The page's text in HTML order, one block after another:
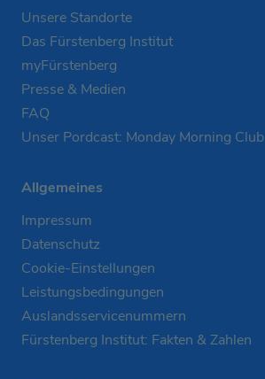
Unsere Standorte
Das Fürstenberg Institut
myFürstenberg
Presse & Medien
FAQ
Unser Pordcast: Monday Morning Club
Allgemeines
Impressum
Datenschutz
Cookie-Einstellungen
Leistungsbedingungen
Auslandsservicenummern
Fürstenberg Institut: Fakten & Zahlen